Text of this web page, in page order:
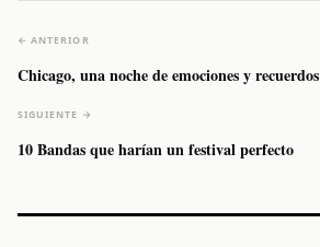
← ANTERIOR
Chicago, una noche de emociones y recuerdos
SIGUIENTE →
10 Bandas que harían un festival perfecto